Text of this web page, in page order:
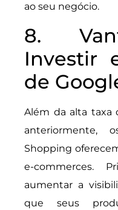
ao seu negócio.
8.
Investir
de
Além da alta taxa
anteriormente,
Shopping
e-commerces.
aumentar a
que seus